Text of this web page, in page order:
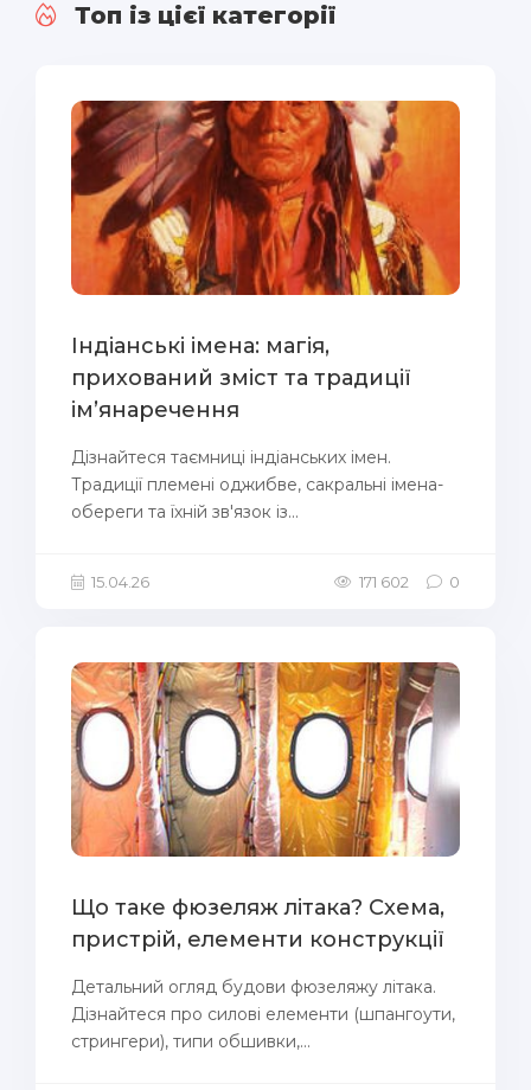
Топ із цієї категорії
Індіанські імена: магія,
прихований зміст та традиції
ім’янаречення
Дізнайтеся таємниці індіанських імен.
Традиції племені оджибве, сакральні імена-
обереги та їхній зв'язок із...
15.04.26 171 602 0
Що таке фюзеляж літака? Схема,
пристрій, елементи конструкції
Детальний огляд будови фюзеляжу літака.
Дізнайтеся про силові елементи (шпангоути,
стрингери), типи обшивки,...